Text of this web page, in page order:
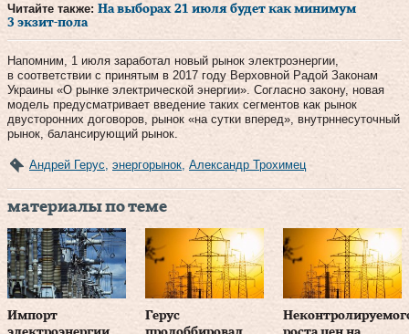
Читайте также: На выборах 21 июля будет как минимум
3 экзит-пола
Напомним, 1 июля заработал новый рынок электроэнергии,
в соответствии с принятым в 2017 году Верховной Радой Законам
Украины «О рынке электрической энергии». Согласно закону, новая
модель предусматривает введение таких сегментов как рынок
двусторонних договоров, рынок «на сутки вперед», внутрннесуточный
рынок, балансирующий рынок.
Андрей Герус энергорынок Александр Трохимец
материалы по теме
Импорт
Герус